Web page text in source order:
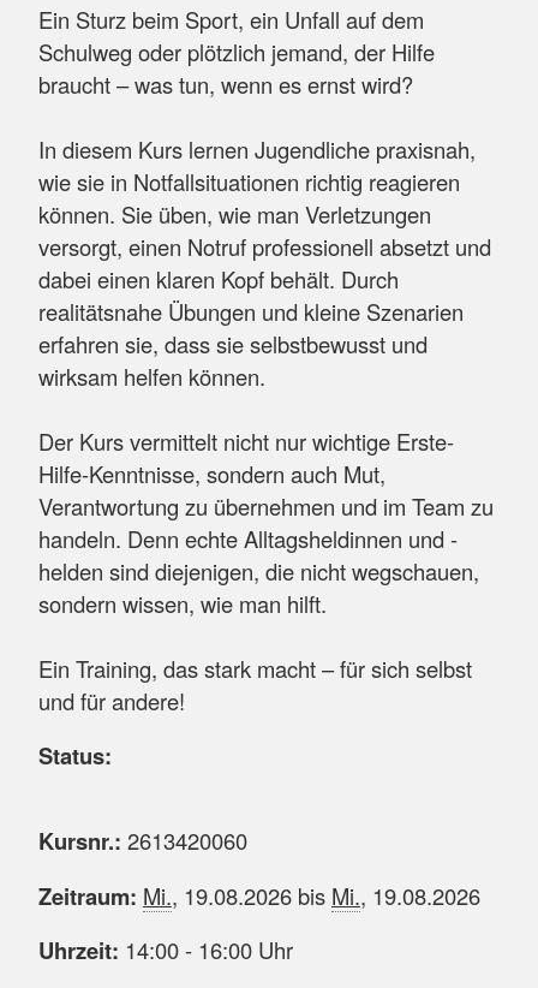
Ein Sturz beim Sport, ein Unfall auf dem
Schulweg oder plötzlich jemand, der Hilfe
braucht – was tun, wenn es ernst wird?
In diesem Kurs lernen Jugendliche praxisnah,
wie sie in Notfallsituationen richtig reagieren
können. Sie üben, wie man Verletzungen
versorgt, einen Notruf professionell absetzt und
dabei einen klaren Kopf behält. Durch
realitätsnahe Übungen und kleine Szenarien
erfahren sie, dass sie selbstbewusst und
wirksam helfen können.
Der Kurs vermittelt nicht nur wichtige Erste-
Hilfe-Kenntnisse, sondern auch Mut,
Verantwortung zu übernehmen und im Team zu
handeln. Denn echte Alltagsheldinnen und -
helden sind diejenigen, die nicht wegschauen,
sondern wissen, wie man hilft.
Ein Training, das stark macht – für sich selbst
und für andere!
Status:
Kursnr.: 2613420060
Zeitraum: Mi., 19.08.2026 bis Mi., 19.08.2026
Uhrzeit: 14:00 - 16:00 Uhr